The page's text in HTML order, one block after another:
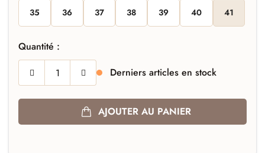
35 36 37 38 39 40 41
Quantité :
Derniers articles en stock
AJOUTER AU PANIER